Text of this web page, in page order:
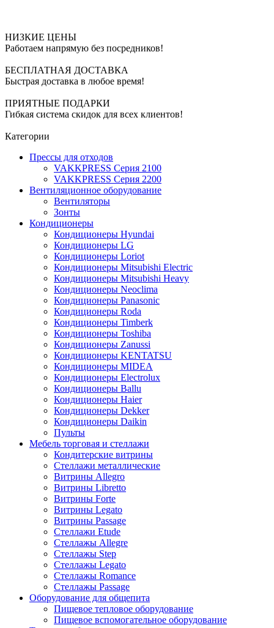
НИЗКИЕ ЦЕНЫ
Работаем напрямую без посредников!
БЕСПЛАТНАЯ ДОСТАВКА
Быстрая доставка в любое время!
ПРИЯТНЫЕ ПОДАРКИ
Гибкая система скидок для всех клиентов!
Категории
Прессы для отходов
VAKKPRESS Серия 2100
VAKKPRESS Серия 2200
Вентиляционное оборудование
Вентиляторы
Зонты
Кондиционеры
Кондиционеры Hyundai
Кондиционеры LG
Кондиционеры Loriot
Кондиционеры Mitsubishi Electric
Кондиционеры Mitsubishi Heavy
Кондиционеры Neoclima
Кондиционеры Panasonic
Кондиционеры Roda
Кондиционеры Timberk
Кондиционеры Toshiba
Кондиционеры Zanussi
Кондиционеры KENTATSU
Кондиционеры MIDEA
Кондиционеры Electrolux
Кондиционеры Ballu
Кондиционеры Haier
Кондиционеры Dekker
Кондиционеры Daikin
Пульты
Мебель торговая и стеллажи
Кондитерские витрины
Стеллажи металлические
Витрины Allegro
Витрины Libretto
Витрины Forte
Витрины Legato
Витрины Passage
Стеллажи Etude
Стеллажы Allegre
Стеллажы Step
Стеллажы Legato
Стеллажы Romance
Стеллажы Passage
Оборудование для общепита
Пищевое тепловое оборудование
Пищевое вспомогательное оборудование